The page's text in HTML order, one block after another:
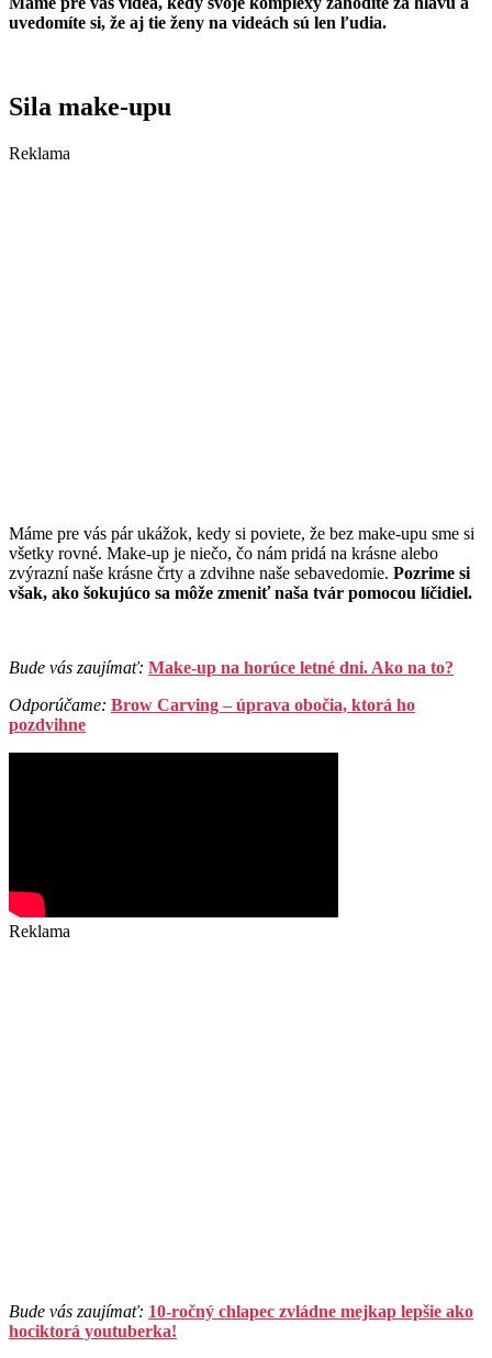
uvedomíte si, že aj tie ženy na videách sú len ľudia.
Sila make-upu
Reklama
Máme pre vás pár ukážok, kedy si poviete, že bez make-upu sme si
všetky rovné. Make-up je niečo, čo nám pridá na krásne alebo
zvýrazní naše krásne črty a zdvihne naše sebavedomie. Pozrime si
však, ako šokujúco sa môže zmeniť naša tvár pomocou líčidiel.
Bude vás zaujímať: Make-up na horúce letné dni. Ako na to?
Odporúčame: Brow Carving – úprava obočia, ktorá ho
pozdvihne
Reklama
Bude vás zaujímať: 10-ročný chlapec zvládne mejkap lepšie ako
hociktorá youtuberka!